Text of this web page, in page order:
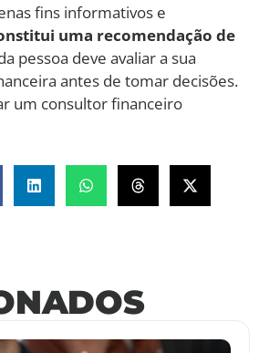
fins informativos e
uma recomendação de
pessoa deve avaliar a sua
antes de tomar decisões.
um consultor financeiro